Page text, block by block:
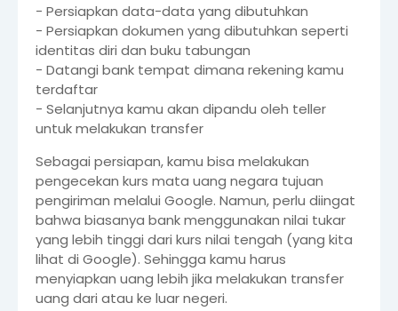
- Persiapkan data-data yang dibutuhkan
- Persiapkan dokumen yang dibutuhkan seperti
identitas diri dan buku tabungan
- Datangi bank tempat dimana rekening kamu
terdaftar
- Selanjutnya kamu akan dipandu oleh teller
untuk melakukan transfer
Sebagai persiapan, kamu bisa melakukan
pengecekan kurs mata uang negara tujuan
pengiriman melalui Google. Namun, perlu diingat
bahwa biasanya bank menggunakan nilai tukar
yang lebih tinggi dari kurs nilai tengah (yang kita
lihat di Google). Sehingga kamu harus
menyiapkan uang lebih jika melakukan transfer
uang dari atau ke luar negeri.